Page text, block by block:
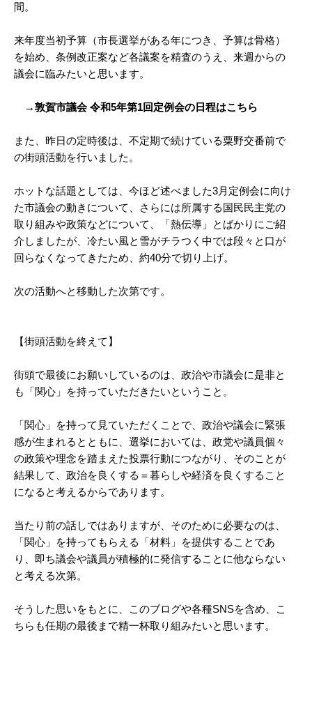
間。
来年度当初予算（市長選挙がある年につき、予算は骨格）
を始め、条例改正案など各議案を精査のうえ、来週からの
議会に臨みたいと思います。
→敦賀市議会 令和5年第1回定例会の日程はこちら
また、昨日の定時後は、不定期で続けている粟野交番前で
の街頭活動を行いました。
ホットな話題としては、今ほど述べました3月定例会に向け
た市議会の動きについて、さらには所属する国民民主党の
取り組みや政策などについて、「熱伝導」とばかりにご紹
介しましたが、冷たい風と雪がチラつく中では段々と口が
回らなくなってきたため、約40分で切り上げ。
次の活動へと移動した次第です。
【街頭活動を終えて】
街頭で最後にお願いしているのは、政治や市議会に是非と
も「関心」を持っていただきたいということ。
「関心」を持って見ていただくことで、政治や議会に緊張
感が生まれるとともに、選挙においては、政党や議員個々
の政策や理念を踏まえた投票行動につながり、そのことが
結果して、政治を良くする＝暮らしや経済を良くすること
になると考えるからであります。
当たり前の話しではありますが、そのために必要なのは、
「関心」を持ってもらえる「材料」を提供することであ
り、即ち議会や議員が積極的に発信することに他ならない
と考える次第。
そうした思いをもとに、このブログや各種SNSを含め、こ
ちらも任期の最後まで精一杯取り組みたいと思います。